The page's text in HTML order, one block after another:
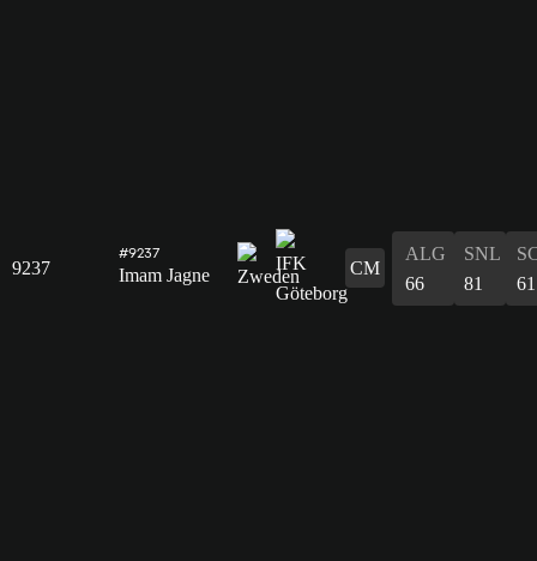
9237
#9237
Imam Jagne CM
ALG
66
SNL
81
61